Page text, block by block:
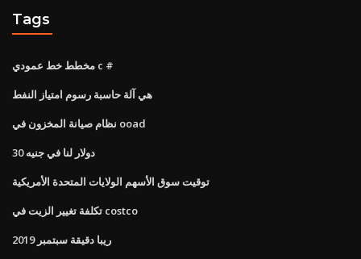
Tags
مخطط خط عمودي c #
هي آلة حاسبة رسوم امتياز النفط
نظام صيانة المخزون في ooad
30 دولار لنا في جنيه
توقيت سوق الأسهم الولايات المتحدة الأمريكية
تكلفة تغيير الزيت في costco
ريبا دقيقة سبتمبر 2019